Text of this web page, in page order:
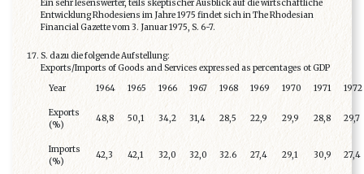
Ein sehr lesenswerter, teils skeptischer Ausblick auf die wirtschaftliche
Entwicklung Rhodesiens im Jahre 1975 findet sich in The Rhodesian
Financial Gazette vom 3. Januar 1975, S. 6-7.
S. dazu die folgende Aufstellung:
Exports/Imports of Goods and Services expressed as percentages ot GDP
Year
1964 1965 1966 1967 1968 1969 1970 1971 1972
Exports
(%)
48,8 50,1 34,2 31,4 28,5 22,9 29,9 28,8 29,7
Imports
(%)
42,3 42,1 32,0 32,0 32.6 27,4 29,1 30,9 27,4